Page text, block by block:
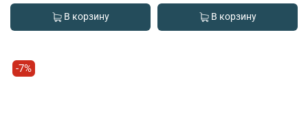
В корзину В корзину
-7%